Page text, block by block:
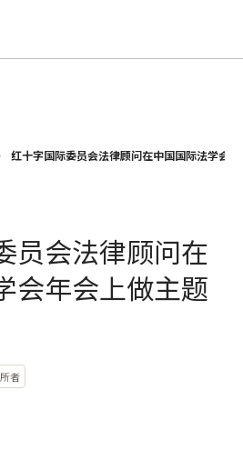
红十字国际委员会法律顾问在中国国际法学会
员会法律顾问在
会年会上做主题
者